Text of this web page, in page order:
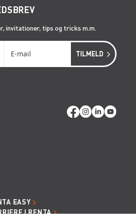
invitationer, tips og tricks m.m.
EASY
I RENTA